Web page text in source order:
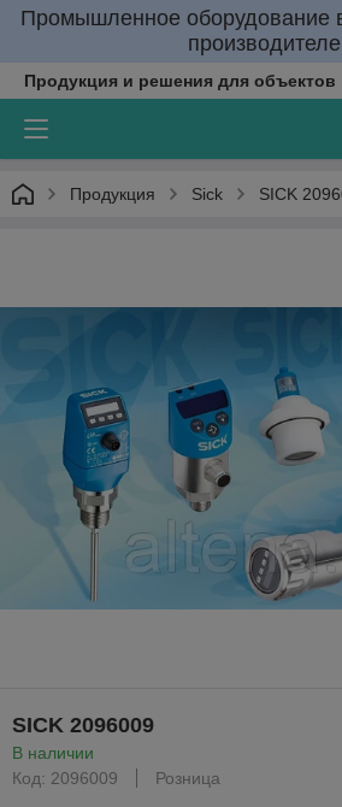
Промышленное оборудование
Продукция и решения для
Продукция Sick SICK
SICK 2096009
В наличии
Код: 2096009
Розница